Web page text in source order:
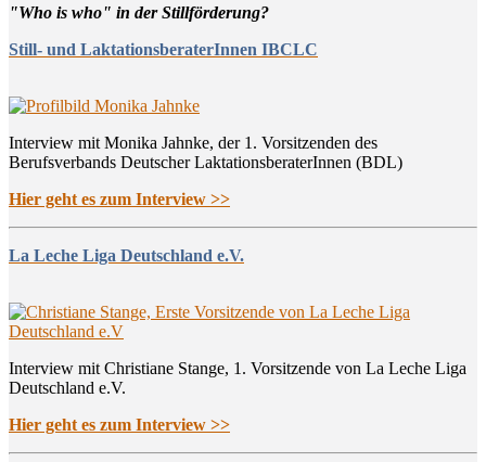
"Who is who" in der Stillförderung?
Still- und LaktationsberaterInnen IBCLC
Interview mit Monika Jahnke, der 1. Vorsitzenden des
Berufsverbands Deutscher LaktationsberaterInnen (BDL)
Hier geht es zum Interview >>
La Leche Liga Deutschland e.V.
Interview mit Christiane Stange, 1. Vorsitzende von La Leche Liga
Deutschland e.V.
Hier geht es zum Interview >>